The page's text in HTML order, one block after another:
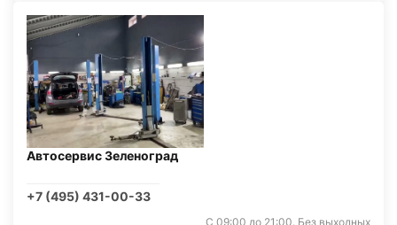
Автосервис Зеленоград
+7 (495) 431-00-33
С 09:00 до 21:00. Без выходных